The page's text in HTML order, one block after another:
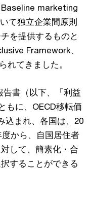
marketing
て独立企業間原則
を提供するものと
Framework、
れてきました。
告書（以下、「利益
もに、OECD移転価
込まれ、各国は、20
から、自国居住者
して、簡素化・合
することができる